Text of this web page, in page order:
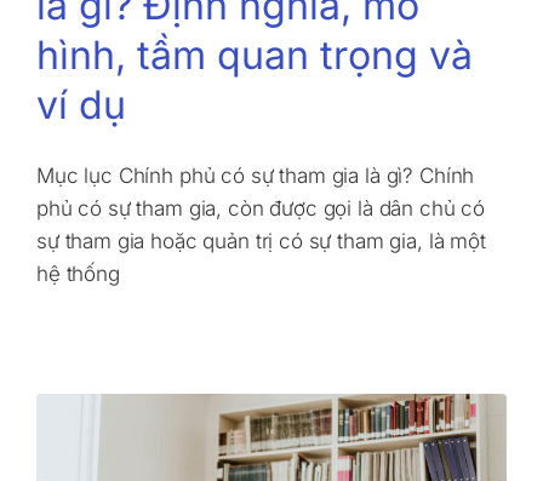
hình, tầm quan trọng và
ví dụ
Mục lục Chính phủ có sự tham gia là gì? Chính
phủ có sự tham gia, còn được gọi là dân chủ có
sự tham gia hoặc quản trị có sự tham gia, là một
hệ thống